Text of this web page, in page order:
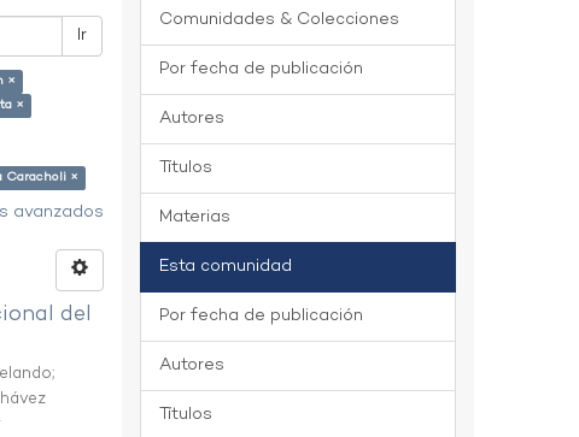
Ir
×
×
Caracholi ×
avanzados
del
;
Comunidades & Colecciones
Por fecha de publicación
Autores
Títulos
Materias
Esta comunidad
Por fecha de publicación
Autores
Títulos